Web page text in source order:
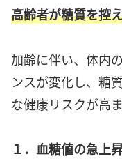
高齢者が糖質を控
加齢に伴い、体内
ンスが変化し、糖
な健康リスクが高ま
１．血糖値の急上